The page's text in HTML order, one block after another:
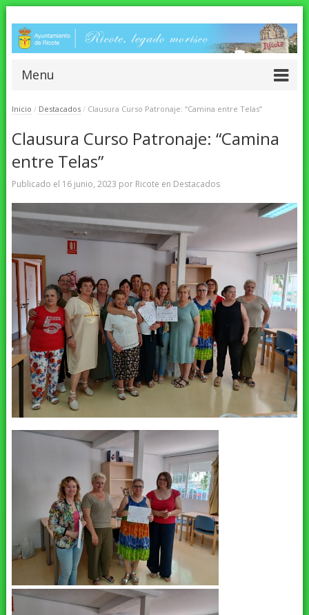
Menu
Inicio / Destacados / Clausura Curso Patronaje: “Camina entre Telas”
Clausura Curso Patronaje: “Camina
entre Telas”
Publicado el 16 junio, 2023 por Ricote en Destacados